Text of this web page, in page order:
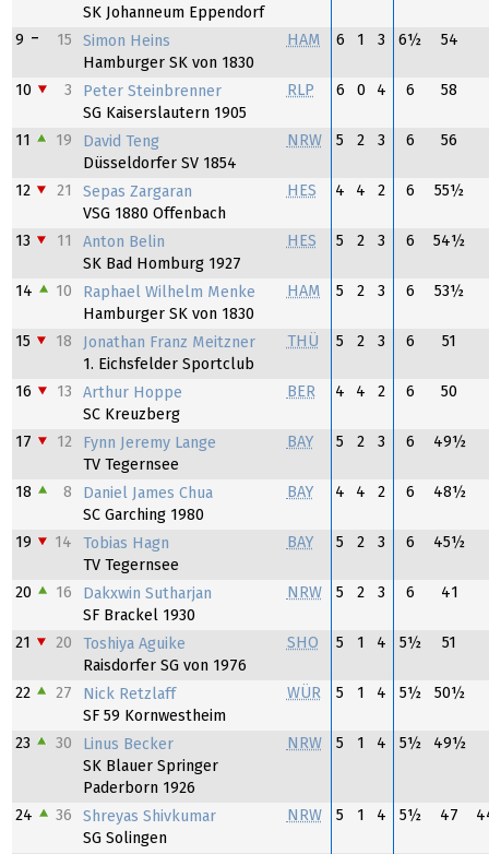
SK Johanneum Eppendorf
9 15
Simon Heins
Hamburger SK von 1830
HAM 6 1 3 6½ 54
10 3
Peter Steinbrenner
SG Kaiserslautern 1905
RLP 6 0 4 6 58
11 19
David Teng
Düsseldorfer SV 1854
NRW 5 2 3 6 56
12 21
Sepas Zargaran
VSG 1880 Offenbach
HES 4 4 2 6 55½
13 11
Anton Belin
SK Bad Homburg 1927
HES 5 2 3 6 54½
14 10
Raphael Wilhelm Menke
Hamburger SK von 1830
HAM 5 2 3 6 53½
15 18
Jonathan Franz Meitzner
1. Eichsfelder Sportclub
THÜ 5 2 3 6 51
16 13
Arthur Hoppe
SC Kreuzberg
BER 4 4 2 6 50
17 12
Fynn Jeremy Lange
TV Tegernsee
BAY 5 2 3 6 49½
18 8
Daniel James Chua
SC Garching 1980
BAY 4 4 2 6 48½
19 14
Tobias Hagn
TV Tegernsee
BAY 5 2 3 6 45½
20 16
Dakxwin Sutharjan
SF Brackel 1930
NRW 5 2 3 6 41
21 20
Toshiya Aguike
Raisdorfer SG von 1976
SHO 5 1 4 5½ 51
22 27
Nick Retzlaff
SF 59 Kornwestheim
WÜR 5 1 4 5½ 50½
23 30
Linus Becker
SK Blauer Springer
Paderborn 1926
NRW 5 1 4 5½ 49½
24 36
Shreyas Shivkumar
SG Solingen
NRW 5 1 4 5½ 47